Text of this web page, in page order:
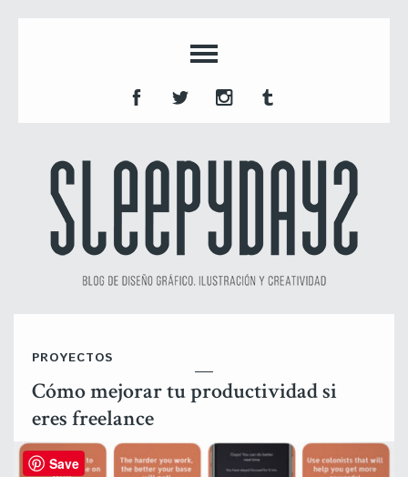
PROYECTOS
Cómo mejorar tu productividad si
eres freelance
Save